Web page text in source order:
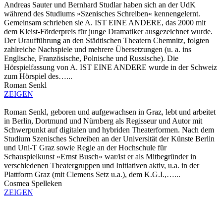
Andreas Sauter und Bernhard Studlar haben sich an der UdK
während des Studiums »Szenisches Schreiben« kennengelernt.
Gemeinsam schrieben sie A. IST EINE ANDERE, das 2000 mit
dem Kleist-Förderpreis für junge Dramatiker ausgezeichnet wurde.
Der Uraufführung an den Städtischen Theatern Chemnitz, folgten
zahlreiche Nachspiele und mehrere Übersetzungen (u. a. ins
Englische, Französische, Polnische und Russische). Die
Hörspielfassung von A. IST EINE ANDERE wurde in der Schweiz
zum Hörspiel des…...
Roman Senkl
ZEIGEN
Roman Senkl, geboren und aufgewachsen in Graz, lebt und arbeitet
in Berlin, Dortmund und Nürnberg als Regisseur und Autor mit
Schwerpunkt auf digitalen und hybriden Theaterformen. Nach dem
Studium Szenisches Schreiben an der Universität der Künste Berlin
und Uni-T Graz sowie Regie an der Hochschule für
Schauspielkunst »Ernst Busch« war/ist er als Mitbegründer in
verschiedenen Theatergruppen und Initiativen aktiv, u.a. in der
Plattform Graz (mit Clemens Setz u.a.), dem K.G.I.,…...
Cosmea Spelleken
ZEIGEN